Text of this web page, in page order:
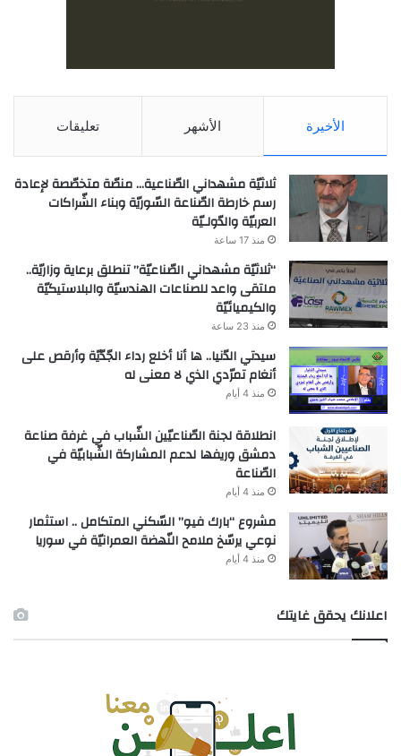
الأخيرة الأشهر تعليقات
ثلاثيّة مشهداني الصّناعية… منصّة متخصّصة لإعادة
رسم خارطة الصّناعة السّوريّة وبناء الشّراكات
العربيّة والدّولـيّة
منذ 17 ساعة
“ثلاثيّة مشهداني الصّناعيّة” تنطلق برعاية وزاريّة..
ملتقى واعد للصناعات الهندسيّة والبلاستيكيّة
والكيميائيّة
منذ 23 ساعة
سيدتي الدّنيا.. ها أنا أخلع رداء الجّدّيّة وأرقص على
أنغام تمرّدي الذي لا معنى له
منذ 4 أيام
انطلاقة لجنة الصّناعيّين الشّباب في غرفة صناعة
دمشق وريفها لدعم المشاركة الشّبابيّة في
الصّناعة
منذ 4 أيام
مشروع “بارك فيو” السّكني المتكامل .. استثمار
نوعي يرسّخ ملامح النّهضة العمرانيّة في سوريا
منذ 4 أيام
اعلانك يحقق غايتك